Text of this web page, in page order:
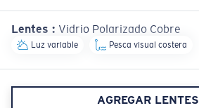
Lentes : Vidrio Polarizado Cobre
Luz variable Pesca visual costera
AGREGAR